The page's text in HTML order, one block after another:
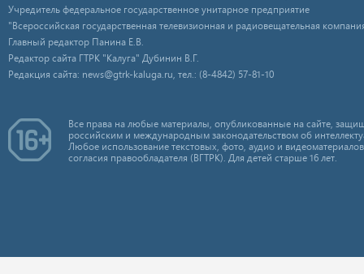
Учредитель федеральное государственное унитарное предприятие
"Всероссийская государственная телевизионная и радиовещательная
Главный редактор Панина Е.В.
Редактор сайта ГТРК "Калуга" Дубинин В.Г.
Редакция сайта: news@gtrk-kaluga.ru, тел.: (8-4842) 57-81-10
Все права на любые материалы, опубликованные на сайте,
российским и международным законодательством об
Любое использование текстовых, фото, аудио и
согласия правообладателя (ВГТРК). Для детей старше 16 лет.